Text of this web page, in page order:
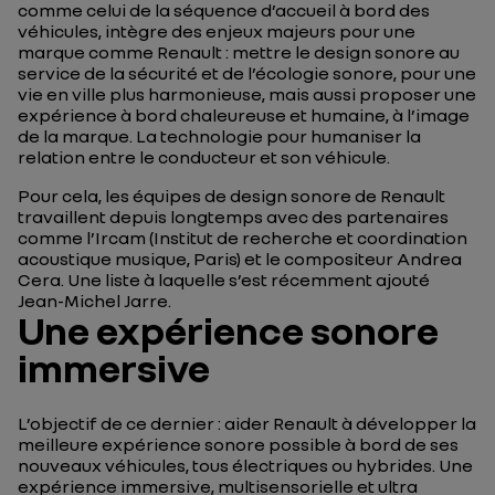
comme celui de la séquence d’accueil à bord des
véhicules, intègre des enjeux majeurs pour une
marque comme Renault : mettre le design sonore au
service de la sécurité et de l’écologie sonore, pour une
vie en ville plus harmonieuse, mais aussi proposer une
expérience à bord chaleureuse et humaine, à l’image
de la marque. La technologie pour humaniser la
relation entre le conducteur et son véhicule.
Pour cela, les équipes de design sonore de Renault
travaillent depuis longtemps avec des partenaires
comme l’Ircam (Institut de recherche et coordination
acoustique musique, Paris) et le compositeur Andrea
Cera. Une liste à laquelle s’est récemment ajouté
Jean-Michel Jarre.
Une expérience sonore
immersive
L’objectif de ce dernier : aider Renault à développer la
meilleure expérience sonore possible à bord de ses
nouveaux véhicules, tous électriques ou hybrides. Une
expérience immersive, multisensorielle et ultra